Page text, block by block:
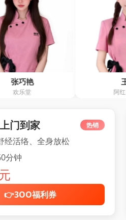
门到家 热销
经活络、全身放松
分钟
👉3OO福利券